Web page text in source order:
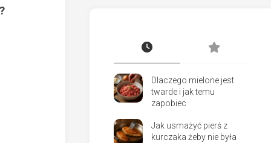
Dlaczego mielone jest
twarde i jak temu
zapobiec
Jak usmażyć pierś z
kurczaka żeby nie była